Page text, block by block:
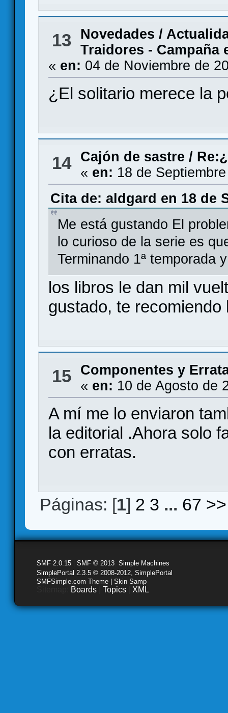
13
Novedades /
Traidores - Campaña
« en: 04 de Noviembre de
¿El solitario merece la
14 Cajón de sastre /
« en: 18 de
Cita de: aldgard en 18 de
Me está gustando El
lo curioso de la serie es
Terminando 1ª temporada
los libros le dan mil
gustado, te recomiendo
15
Componentes y
« en: 10 de Agosto de
A mí me lo enviaron
la editorial .Ahora solo
con erratas.
Páginas: [1] 2 3 ... 67 >>
SMF 2.0.15 SMF © 2013 Simple Machines
SimplePortal 2.3.5 © 2008-2012, SimplePortal
SMFSimple.com Theme | Skin Samp
Boards Topics XML